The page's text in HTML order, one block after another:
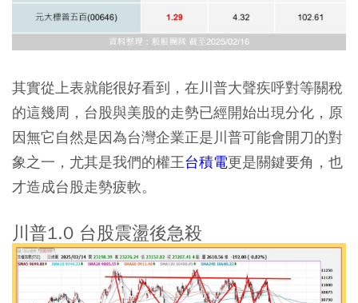
其實從上表就能很好看到，在川普大聲疾呼對等關稅
的這幾周，台股與美股的走勢已經開始出現分化，原
因無它自然是因為台灣企業正是川普可能會開刀的對
象之一，尤其是我們的權王台積電更是關鍵要角，也
才造成台股走勢疲軟。
川普1.0 台股震盪後急殺